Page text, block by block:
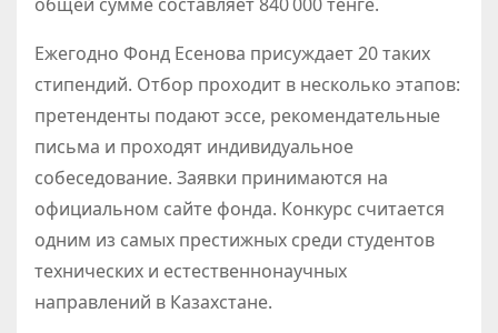
Ежегодно Фонд Есенова присуждает 20 таких
стипендий. Отбор проходит в несколько этапов:
претенденты подают эссе, рекомендательные
письма и проходят индивидуальное
собеседование. Заявки принимаются на
официальном сайте фонда. Конкурс считается
одним из самых престижных среди студентов
технических и естественнонаучных
направлений в Казахстане.